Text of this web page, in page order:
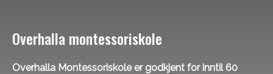
Overhalla montessoriskole
Overhalla Montessoriskole er godkjent for inntil 60